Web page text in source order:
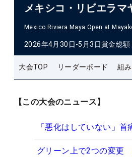
メキシコ・リビエラマ
Mexico Riviera Maya Open at
2026年4月30日-5月3日賞金総額
大会TOP リーダーボード 組
【この大会のニュース】
「悪化はしていない」
グリーン上で2つの変更